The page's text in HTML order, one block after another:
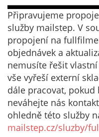
Připravujeme
služby mailstep. V
propojení na
objednávek a
nemusíte řešit
vše vyřeší externí
dále pracovat, pokud
neváhejte nás
ohledně této služby
mailstep.cz/sluzby/